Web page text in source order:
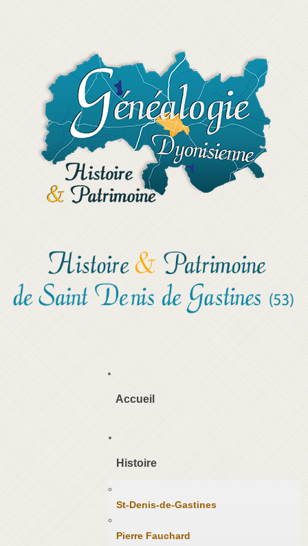
Accueil
Histoire
St-Denis-de-Gastines
Pierre Fauchard